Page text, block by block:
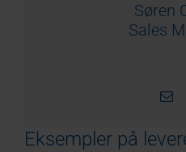
Søren
Sales
Eksempler på